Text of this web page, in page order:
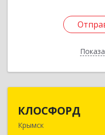
КЛОСФОРД
Крымск353380,